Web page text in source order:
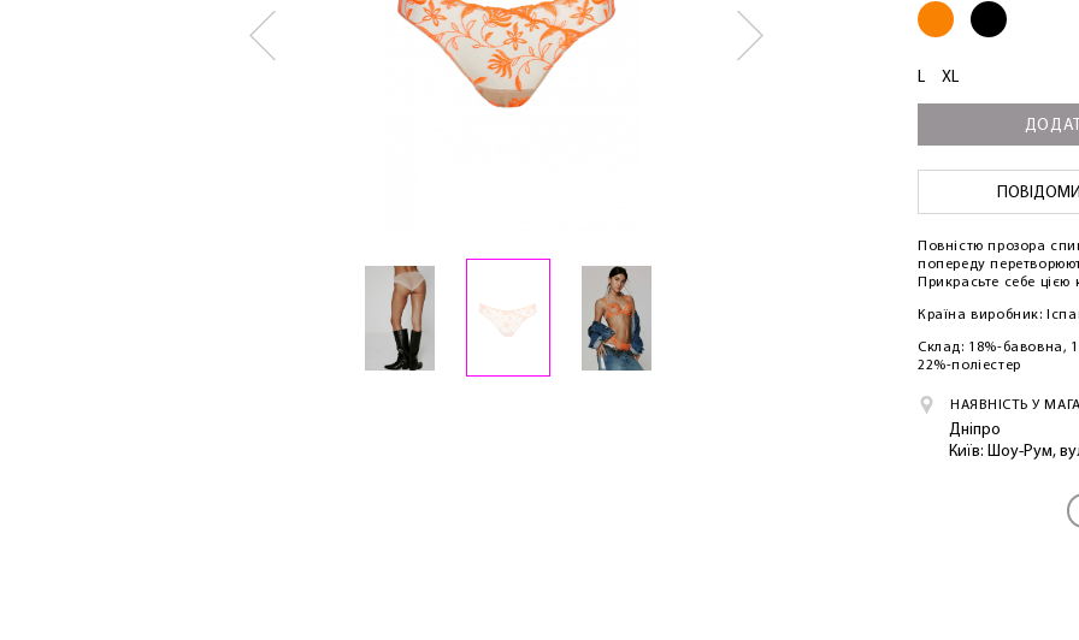
L XL
Повністю прозора
попереду
Прикрасьте себе цією
Країна виробник:
Склад: 18%-бавовна,
22%-поліестер
НАЯВНІСТЬ У
Дніпро
Київ: Шоу-Рум,